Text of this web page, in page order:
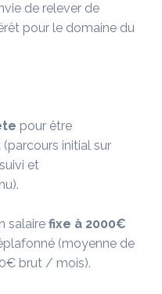
de relever de
pour le domaine du
pour être
initial sur
et
salaire fixe à 2000€
(moyenne de
brut / mois).